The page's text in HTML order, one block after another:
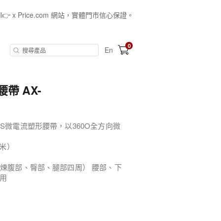
x Price.com 網站，實體門市信心保證。
En 0
帶 AX-
微電流塑形腰帶，以360O全方向微
）
腹部、臀部、腿部四周） 腰部、下